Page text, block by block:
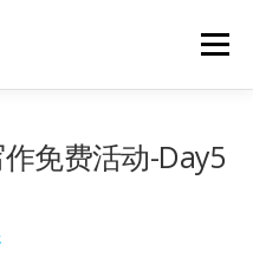
Menu
免费活动-Day5